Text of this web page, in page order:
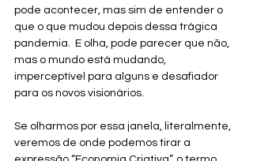
pode acontecer, mas sim de entender o
que o que mudou depois dessa trágica
pandemia.  E olha, pode parecer que não,
mas o mundo está mudando,
imperceptível para alguns e desafiador
para os novos visionários.
Se olharmos por essa janela, literalmente,
veremos de onde podemos tirar a